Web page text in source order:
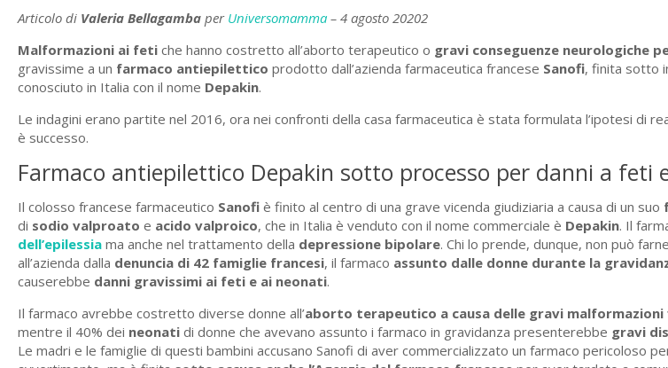
Articolo di Valeria Bellagamba per Universomamma – 4 agosto 20202
Malformazioni ai feti che hanno costretto all’aborto terapeutico o gravi conseguenze neurologiche
gravissime a un farmaco antiepilettico prodotto dall’azienda farmaceutica francese Sanofi, finita sotto
conosciuto in Italia con il nome Depakin.
Le indagini erano partite nel 2016, ora nei confronti della casa farmaceutica è stata formulata l’ipotesi di
è successo.
Farmaco antiepilettico Depakin sotto processo per danni a feti
Il colosso francese farmaceutico Sanofi è finito al centro di una grave vicenda giudiziaria a causa di un suo
di sodio valproato e acido valproico, che in Italia è venduto con il nome commerciale è Depakin. Il
dell’epilessia ma anche nel trattamento della depressione bipolare. Chi lo prende, dunque, non può
all’azienda dalla denuncia di 42 famiglie francesi, il farmaco assunto dalle donne durante la
causerebbe danni gravissimi ai feti e ai neonati.
Il farmaco avrebbe costretto diverse donne all’aborto terapeutico a causa delle gravi
mentre il 40% dei neonati di donne che avevano assunto i farmaco in gravidanza presenterebbe gravi
Le madri e le famiglie di questi bambini accusano Sanofi di aver commercializzato un farmaco pericoloso